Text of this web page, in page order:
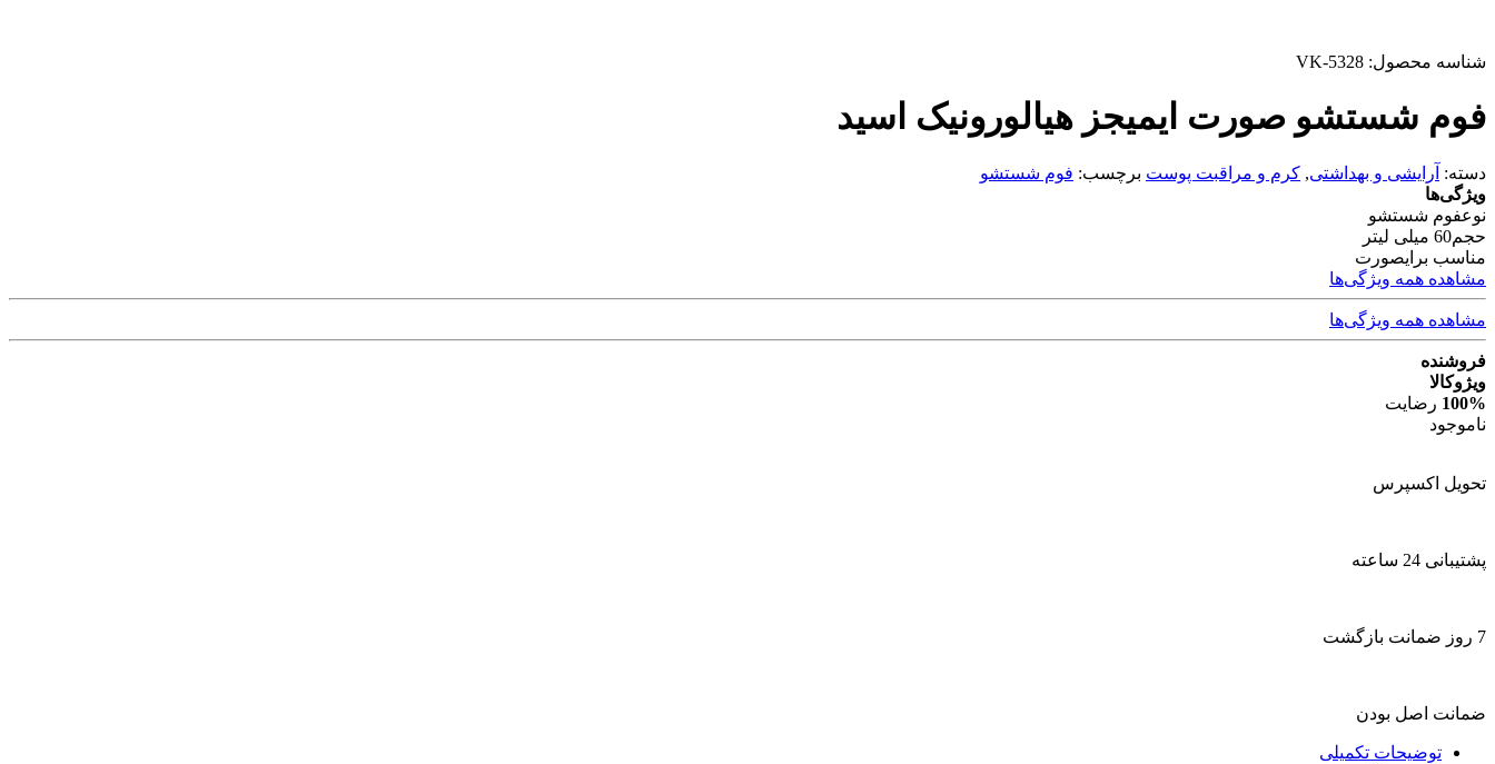
شناسه محصول: VK-5328
فوم شستشو صورت ایمیجز هیالورونیک اسید
دسته: آرایشی و بهداشتی, کرم و مراقبت پوست برچسب: فوم شستشو
ویژگی‌ها
نوعفوم شستشو
حجم60 میلی لیتر
مناسب برایصورت
مشاهده همه ویژگی‌ها
مشاهده همه ویژگی‌ها
فروشنده
ویژوکالا
100% رضایت
ناموجود
تحویل اکسپرس
پشتیبانی 24 ساعته
7 روز ضمانت بازگشت
ضمانت اصل بودن
توضیحات تکمیلی